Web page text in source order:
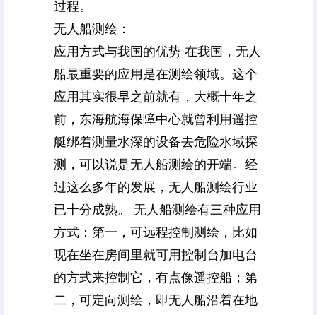
过程。
无人船测绘：
应用方式与我国的优势 在我国，无人
船最重要的应用是在测绘领域。这个
应用其实很早之前就有，大概十年之
前，东海航海保障中心就曾利用遥控
艇绑着测量水深的设备去危险水域探
测，可以说是无人船测绘的开端。经
过这么多年的发展，无人船测绘行业
已十分成熟。 无人船测绘有三种应用
方式：第一，可远程控制测绘，比如
现在坐在房间里就可用控制台加电台
的方式来控制它，有点像遥控船；第
二，可定向测绘，即无人船沿着在地